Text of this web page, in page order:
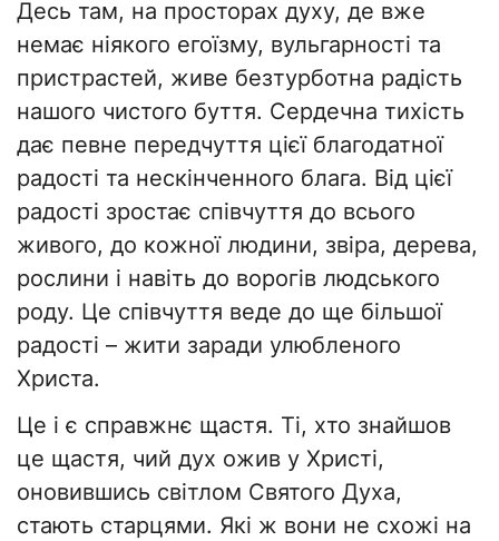
Десь там, на просторах духу, де вже
немає ніякого егоїзму, вульгарності та
пристрастей, живе безтурботна радість
нашого чистого буття. Сердечна тихість
дає певне передчуття цієї благодатної
радості та нескінченного блага. Від цієї
радості зростає співчуття до всього
живого, до кожної людини, звіра, дерева,
рослини і навіть до ворогів людського
роду. Це співчуття веде до ще більшої
радості – жити заради улюбленого
Христа.
Це і є справжнє щастя. Ті, хто знайшов
це щастя, чий дух ожив у Христі,
оновившись світлом Святого Духа,
стають старцями. Які ж вони не схожі на